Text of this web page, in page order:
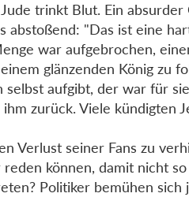
trinkt Blut. Ein absurder
abstoßend: "Das ist eine
war aufgebrochen,
glänzenden König zu
aufgibt, der war für
zurück. Viele kündigten
Verlust seiner Fans zu
können, damit nicht
Politiker bemühen sich